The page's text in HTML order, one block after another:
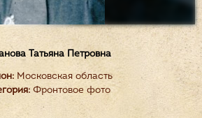
Татьяна Петровна
Московская область
Фронтовое фото